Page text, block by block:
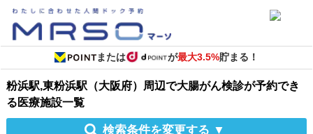
または が最大3.5%貯まる！
粉浜駅,東粉浜駅（大阪府）周辺で大腸がん検診が予約でき
る医療施設一覧
検索条件を変更する ▼